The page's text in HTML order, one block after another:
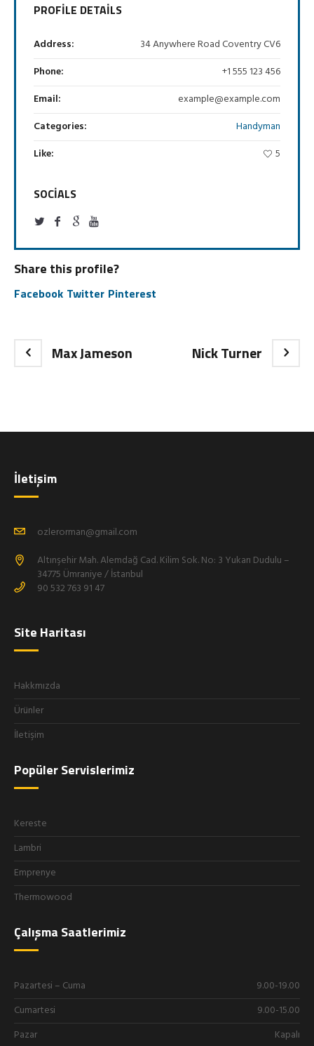
PROFILE DETAILS
Address:
34 Anywhere Road Coventry CV6
Phone:
+1 555 123 456
Email:
example@example.com
Categories:
Handyman
Like:
5
SOCIALS
Share this profile?
Facebook Twitter Pinterest
Max Jameson Nick Turner
İletişim
ozlerorman@gmail.com
Altınşehir Mah. Alemdağ Cad. Kilim Sok. No: 3 Yukarı Dudulu –
34775 Ümraniye / İstanbul
90 532 763 91 47
Site Haritası
Hakkmızda
Ürünler
İletişim
Popüler Servislerimiz
Kereste
Lambri
Emprenye
Thermowood
Çalışma Saatlerimiz
Pazartesi – Cuma
9.00-19.00
Cumartesi
9.00-15.00
Pazar
Kapalı